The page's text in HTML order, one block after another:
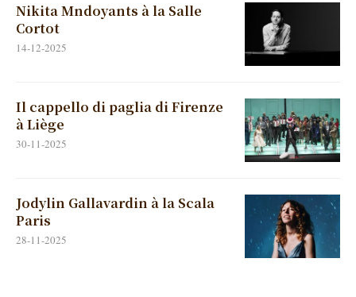
Nikita Mndoyants à la Salle
Cortot
14-12-2025
Il cappello di paglia di Firenze
à Liège
30-11-2025
Jodylin Gallavardin à la Scala
Paris
28-11-2025